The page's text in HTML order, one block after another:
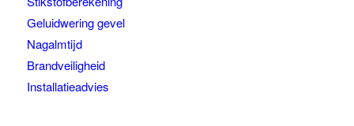
Geluidwering gevel
Nagalmtijd
Brandveiligheid
Installatieadvies